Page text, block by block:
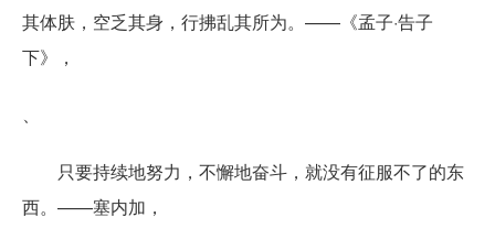
其体肤，空乏其身，行拂乱其所为。——《孟子·告子
下》，
只要持续地努力，不懈地奋斗，就没有征服不了的东
西。——塞内加，